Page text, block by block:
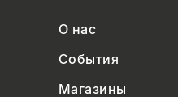
О нас
События
Магазины